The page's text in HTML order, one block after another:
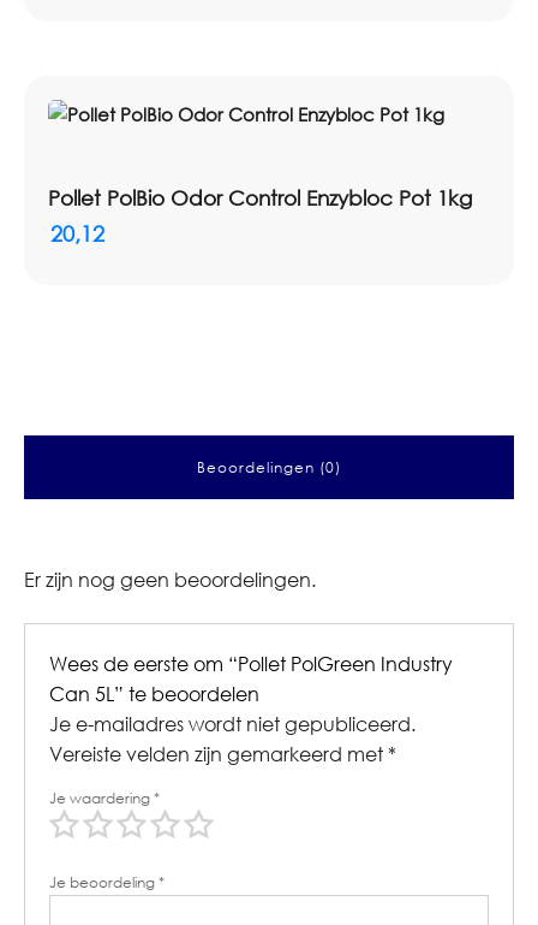
Pollet PolBio Odor Control Enzybloc Pot 1kg
20,12
Beoordelingen (0)
Er zijn nog geen beoordelingen.
Wees de eerste om “Pollet PolGreen Industry
Can 5L” te beoordelen
Je e-mailadres wordt niet gepubliceerd.
Vereiste velden zijn gemarkeerd met *
Je waardering*
Je beoordeling*